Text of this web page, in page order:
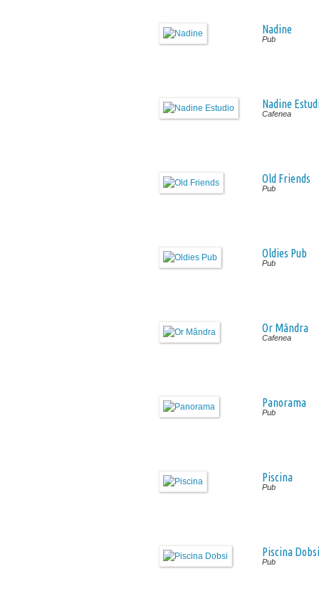
Nadine
Pub
Nadine
Cafenea
Old Friends
Pub
Oldies Pub
Pub
Or Mândra
Cafenea
Panorama
Pub
Piscina
Pub
Piscina Dobsi
Pub